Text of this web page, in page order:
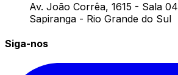
Av. João Corrêa, 1615 - Sala 04
Sapiranga - Rio Grande do Sul
Siga-nos